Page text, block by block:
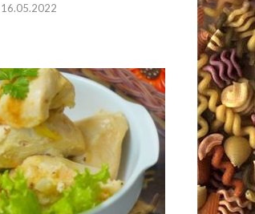
16.05.2022